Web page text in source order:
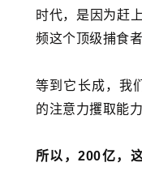
时代，是因为赶
频这个顶级捕食
等到它长成，我
的注意力攫取能
所以，200亿，